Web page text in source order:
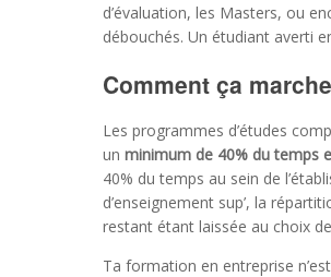
d’évaluation, les Masters, ou
débouchés. Un étudiant averti
Comment ça
Les programmes d’études
un minimum de 40% du temps
40% du temps au sein de
d’enseignement sup’, la
restant étant laissée au choix
Ta formation en entreprise n’est